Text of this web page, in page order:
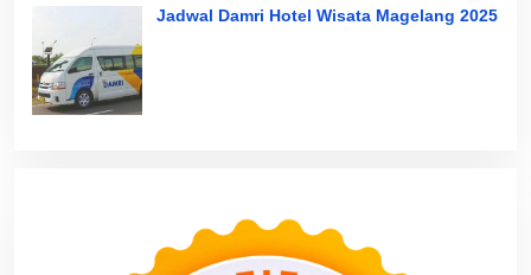
Jadwal Damri Hotel Wisata Magelang 2025